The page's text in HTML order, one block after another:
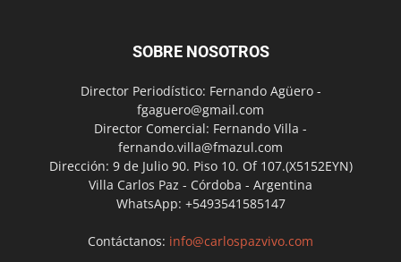
SOBRE NOSOTROS
Director Periodístico: Fernando Agüero -
fgaguero@gmail.com
Director Comercial: Fernando Villa -
fernando.villa@fmazul.com
Dirección: 9 de Julio 90. Piso 10. Of 107.(X5152EYN)
Villa Carlos Paz - Córdoba - Argentina
WhatsApp: +5493541585147
Contáctanos: info@carlospazvivo.com